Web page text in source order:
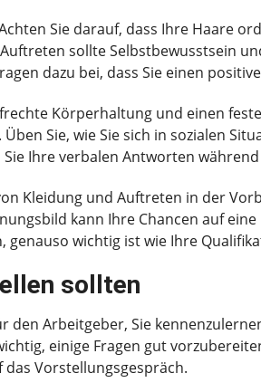
Sie darauf, dass Ihre Haare
sollte Selbstbewusstsein
dazu bei, dass Sie einen
Körperhaltung und einen
Sie, wie Sie sich in sozialen
Ihre verbalen Antworten
Kleidung und Auftreten in der
kann Ihre Chancen auf
wichtig ist wie Ihre
sollten
Arbeitgeber, Sie
einige Fragen gut
Vorstellungsgespräch.